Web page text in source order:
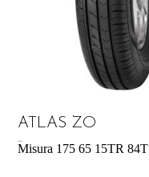
ATLAS ZO
Misura 175 65 15TR 84T